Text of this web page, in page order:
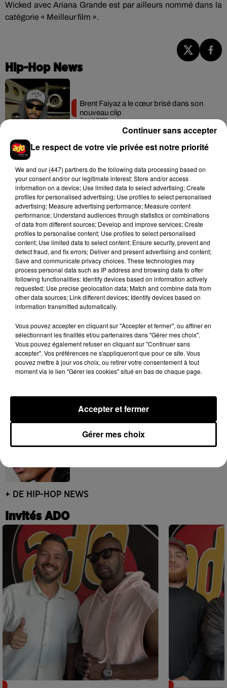
Wicked avec Ariana Grande est par ailleurs nommé dans la
catégorie « Meilleur film ».
Hip-Hop News
7 août 2026
Brent Faiyaz a le cœur brisé dans son
nouveau clip
7 août 2026
Rihanna de retour en studio ? A$AP
Rocky relance l'espoir des fans
7 août 2026
Tayc et Didi B dévoilent le single le plus
dansant de l’année
6 août 2026
Franglish et Keblack dévoilent une
Après le film, bientôt une docu-série sur
Josh Levi dévoile « Swerve »
+ DE HIP-HOP NEWS
Invités ADO
Le respect de votre vie privée est notre priorité
We and our (447) partnersdo the following data processing based on
your consent and/or our legitimate interest: Store and/or access
information on a device; Use limited data to select advertising; Create
profiles for personalised advertising; Use profiles to select personalised
advertising; Measure advertising performance; Measure content
performance; Understand audiences through statistics or combinations
of data from different sources; Develop and improve services; Create
profiles to personalise content; Use profiles to select personalised
content; Use limited data to select content; Ensure security, prevent and
detect fraud, and fix errors; Deliver and present advertising and content;
Save and communicate privacy choices. These technologies may
process personal data such as IP address and browsing data to offer
following functionalities: Identify devices based on information actively
requested; Use precise geolocation data; Match and combine data from
other data sources; Link different devices; Identify devices based on
information transmitted automatically.
Vous pouvez accepter en cliquant sur "Accepter et fermer", ou affiner en
sélectionnant les finalités et/ou partenaires dans "Gérer mes choix".
Vous pouvez également refuser en cliquant sur "Continuer sans
accepter". Vos préférences ne s'appliqueront que pour ce site. Vous
pouvez mettre à jour vos choix, ou retirer votre consentement à tout
moment via le lien "Gérer les cookies" situé en bas de chaque page.
Gérer mes choix
Accepter et fermer
Continuer sans accepter